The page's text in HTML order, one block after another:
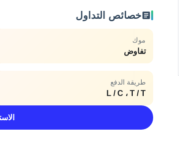
خصائص التداول
موك
تفاوض
طريقة الدفع
L / C ، T / T